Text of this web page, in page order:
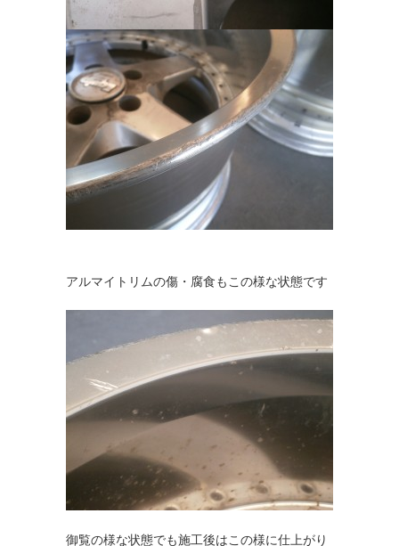
アルマイトリムの傷・腐食もこの様な状態です
御覧の様な状態でも施工後はこの様に仕上がり